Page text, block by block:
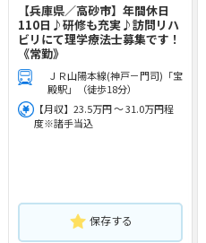
【兵庫県／高砂市】年間休日
110日♪研修も充実♪訪問リハ
ビリにて理学療法士募集です！
《常勤》
ＪＲ山陽本線(神戸－門司)「宝
殿駅」（徒歩18分）
【月収】23.5万円 ～ 31.0万円程
度※諸手当込
保存する